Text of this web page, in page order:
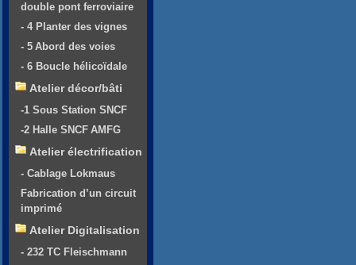
double pont ferroviaire
- 4 Planter des vignes
- 5 Abord des voies
- 6 Boucle hélicoïdale
Atelier décor/bâti
-1 Sous Station SNCF
-2 Halle SNCF AMFG
Atelier électrification
- Cablage Lokmaus
Fabrication d’un circuit
imprimé
Atelier Digitalisation
- 232 TC Fleischmann